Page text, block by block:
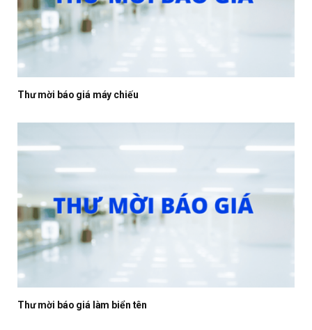
Thư mời báo giá máy chiếu
Thư mời báo giá làm biển tên